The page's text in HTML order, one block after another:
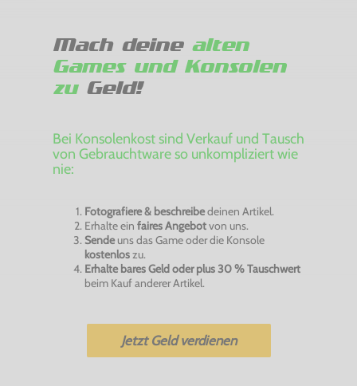
Mach deine alten
Games und Konsolen
zuGeld!
Bei Konsolenkost sind Verkauf und Tausch
von Gebrauchtware so unkompliziert wie
nie:
Fotografiere & beschreibedeinen Artikel.
Erhalte ein faires Angebotvon uns.
Sendeuns das Game oder die Konsole
kostenloszu.
Erhalte bares Geld oder plus 30 % Tauschwert
beim Kauf anderer Artikel.
Jetzt Geld verdienen